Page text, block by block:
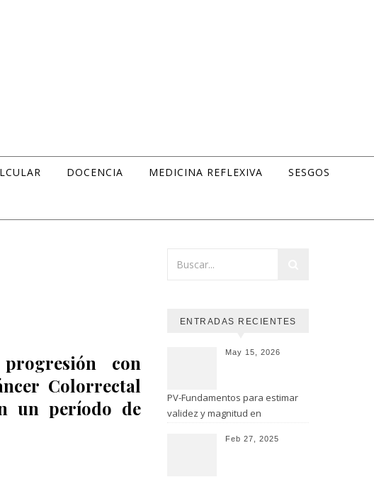
DOCENCIA MEDICINA REFLEXIVA SESGOS
con
Colorrectal
un período de
ENTRADAS RECIENTES
May 15, 2026
PV-Fundamentos para estimar
validez y magnitud en
Feb 27, 2025